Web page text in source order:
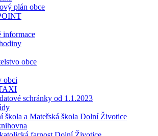
plán obce
informace
obce
obci
schránky od 1.1.2023
škola a Mateřská škola Dolní Životice